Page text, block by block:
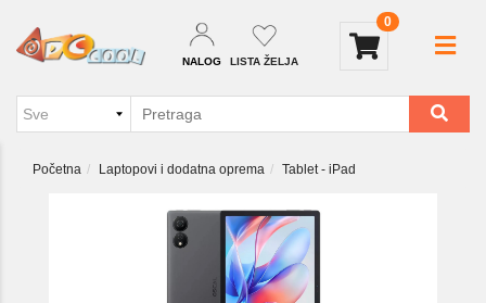
NALOG LISTA ŽELJA
0
Početna Laptopovi i dodatna oprema Tablet - iPad